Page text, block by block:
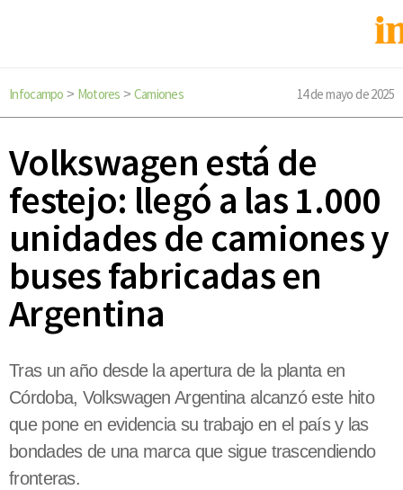
Infocampo > Motores > Camiones 14 de mayo de 2025
Volkswagen está de
festejo: llegó a las 1.000
unidades de camiones y
buses fabricadas en
Argentina
Tras un año desde la apertura de la planta en
Córdoba, Volkswagen Argentina alcanzó este hito
que pone en evidencia su trabajo en el país y las
bondades de una marca que sigue trascendiendo
fronteras.